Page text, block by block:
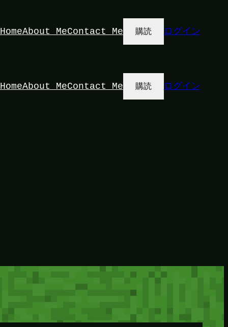
HomeAbout MeContact Me 購読 ログイン
HomeAbout MeContact Me 購読 ログイン